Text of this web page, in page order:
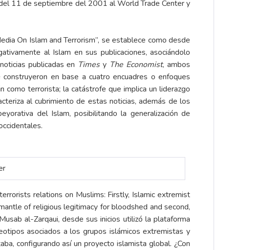
11 de septiembre del 2001 al World Trade Center y
On Islam and Terrorism”, se establece como desde
al Islam en sus publicaciones, asociándolo
publicadas en Timesy The Economist, ambos
en base a cuatro encuadres o enfoques
terrorista; la catástrofe que implica un liderazgo
al cubrimiento de estas noticias, además de los
del Islam, posibilitando la generalización de
relations on Muslims: Firstly, Islamic extremist
of religious legitimacy for bloodshed and second,
al-Zarqaui, desde sus inicios utilizó la plataforma
asociados a los grupos islámicos extremistas y
configurando así un proyecto islamista global. ¿Con